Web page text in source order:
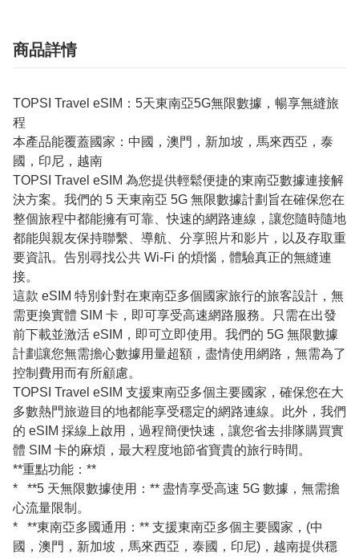
商品詳情
TOPSI Travel eSIM：5天東南亞5G無限數據，暢享無縫旅
程
本產品能覆蓋國家：中國，澳門，新加坡，馬來西亞，泰
國，印尼，越南
TOPSI Travel eSIM 為您提供輕鬆便捷的東南亞數據連接解
決方案。我們的 5 天東南亞 5G 無限數據計劃旨在確保您在
整個旅程中都能擁有可靠、快速的網路連線，讓您隨時隨地
都能與親友保持聯繫、導航、分享照片和影片，以及存取重
要資訊。告別尋找公共 Wi-Fi 的煩惱，體驗真正的無縫連
接。
這款 eSIM 特別針對在東南亞多個國家旅行的旅客設計，無
需更換實體 SIM 卡，即可享受高速網路服務。只需在出發
前下載並激活 eSIM，即可立即使用。我們的 5G 無限數據
計劃讓您無需擔心數據用量超額，盡情使用網路，無需為了
控制費用而有所顧慮。
TOPSI Travel eSIM 支援東南亞多個主要國家，確保您在大
多數熱門旅遊目的地都能享受穩定的網路連線。此外，我們
的 eSIM 採線上啟用，過程簡便快速，讓您省去排隊購買實
體 SIM 卡的麻煩，最大程度地節省寶貴的旅行時間。
**重點功能：**
* **5 天無限數據使用：** 盡情享受高速 5G 數據，無需擔
心流量限制。
* **東南亞多國通用：** 支援東南亞多個主要國家，(中
國，澳門，新加坡，馬來西亞，泰國，印尼)，越南提供穩